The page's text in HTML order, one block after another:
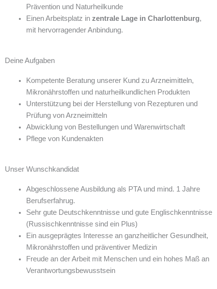
Prävention und Naturheilkunde
Einen Arbeitsplatz in zentrale Lage in Charlottenburg,
mit hervorragender Anbindung.
Deine Aufgaben
Kompetente Beratung unserer Kund zu Arzneimitteln,
Mikronährstoffen und naturheilkundlichen Produkten
Unterstützung bei der Herstellung von Rezepturen und
Prüfung von Arzneimitteln
Abwicklung von Bestellungen und Warenwirtschaft
Pflege von Kundenakten
Unser Wunschkandidat
Abgeschlossene Ausbildung als PTA und mind. 1 Jahre
Berufserfahrug.
Sehr gute Deutschkenntnisse und gute Englischkenntnisse
(Russischkenntnisse sind ein Plus)
Ein ausgeprägtes Interesse an ganzheitlicher Gesundheit,
Mikronährstoffen und präventiver Medizin
Freude an der Arbeit mit Menschen und ein hohes Maß an
Verantwortungsbewusstsein